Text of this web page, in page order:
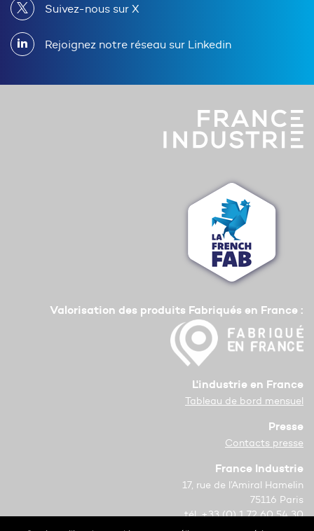
Suivez-nous sur X
Rejoignez notre réseau sur Linkedin
Valorisation des produits Fabriqués en France :
L'industrie en France
Tableau de bord mensuel
Presse
Contacts presse
France Industrie
17, rue de l’Amiral Hamelin
75116 Paris
tél. +33 (0) 1 72 60 54 30